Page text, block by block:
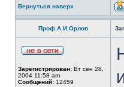
Вернуться наверх
Проф.А.И.Орлов
Зарегистрирован: Вт сен 28,
2004 11:58 am
Сообщений: 12459